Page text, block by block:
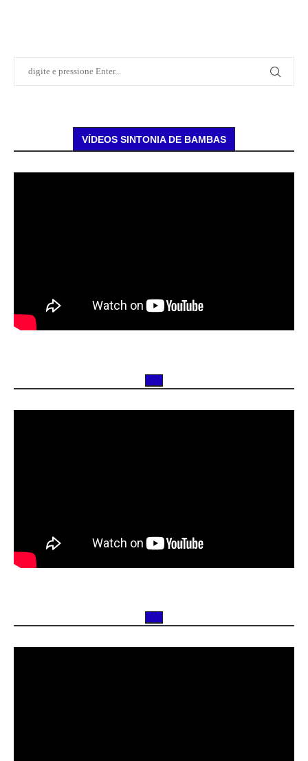
VÍDEOS SINTONIA DE BAMBAS